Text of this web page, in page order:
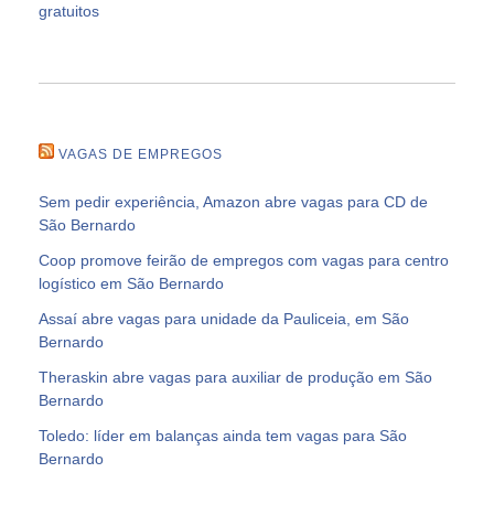
gratuitos
VAGAS DE EMPREGOS
Sem pedir experiência, Amazon abre vagas para CD de
São Bernardo
Coop promove feirão de empregos com vagas para centro
logístico em São Bernardo
Assaí abre vagas para unidade da Pauliceia, em São
Bernardo
Theraskin abre vagas para auxiliar de produção em São
Bernardo
Toledo: líder em balanças ainda tem vagas para São
Bernardo